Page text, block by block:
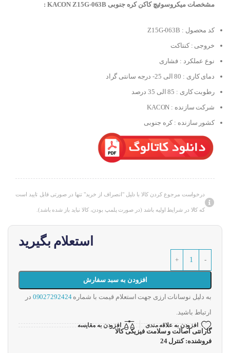
مشخصات میکروسوئیچ کاکن کره جنوبی KACON Z15G-063B :
کد محصول : Z15G-063B
خروجی : کنتاکت
نوع عملکرد : فشاری
دمای کاری : 80 الی 25- درجه سانتی گراد
رطوبت کاری : 85 الی 35 درصد
شرکت سازنده : KACON
کشور سازنده : کره جنوبی
درخواست مرجوع کردن کالا با دلیل "انصراف از خرید" تنها در صورتی قابل تایید است
که کالا در شرایط اولیه باشد (در صورت پلمپ بودن، کالا نباید باز شده باشد).
استعلام بگیرید
افزودن به سبد سفارش
به دلیل نوسانات ارزی جهت استعلام قیمت با شماره09027292424 در
ارتباط باشید.
افزودن به علاقه مندی افزودن به مقایسه
گارانتی اصالت و سلامت فیزیکی کالا
فروشنده: کنترل 24